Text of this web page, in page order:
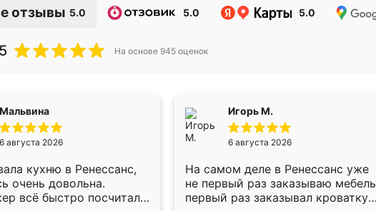
отзывы 5.0 5.0 5.0
На основе 945 оценок
Мальвина
6 августа 2026
кухню в Ренессанс,
очень довольна.
всё быстро посчитала,
Игорь М.
6 августа 2026
На самом деле в Ренессанс уже
не первый раз заказываю мебель
первый раз заказывал кроватку